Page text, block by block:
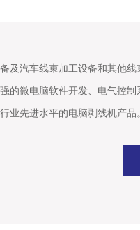
及汽车线束加工设备和其他
的微电脑软件开发、电气控
业先进水平的电脑剥线机产